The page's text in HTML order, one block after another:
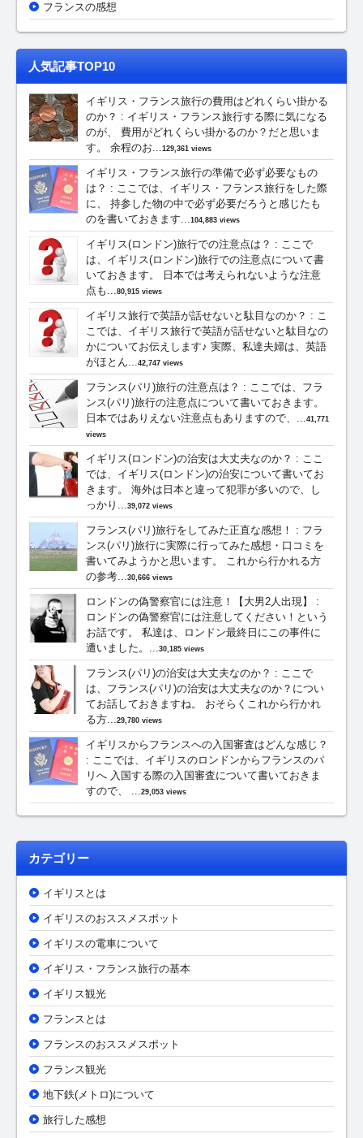
フランスの感想
人気記事TOP10
イギリス・フランス旅行の費用はどれくらい掛かる
のか？ : イギリス・フランス旅行する際に気になる
のが、 費用がどれくらい掛かるのか？だと思いま
す。 余程のお...129,361 views
イギリス・フランス旅行の準備で必ず必要なもの
は？ : ここでは、イギリス・フランス旅行をした際
に、 持参した物の中で必ず必要だろうと感じたも
のを書いておきます...104,883 views
イギリス(ロンドン)旅行での注意点は？ : ここで
は、イギリス(ロンドン)旅行での注意点について書
いておきます。 日本では考えられないような注意
点も...80,915 views
イギリス旅行で英語が話せないと駄目なのか？ : こ
こでは、イギリス旅行で英語が話せないと駄目なの
かについてお伝えします♪ 実際、私達夫婦は、英語
がほとん...42,747 views
フランス(パリ)旅行の注意点は？ : ここでは、フラ
ンス(パリ)旅行の注意点について書いておきます。
日本ではありえない注意点もありますので、...41,771
views
イギリス(ロンドン)の治安は大丈夫なのか？ : ここ
では、イギリス(ロンドン)の治安について書いてお
きます。 海外は日本と違って犯罪が多いので、し
っかり...39,072 views
フランス(パリ)旅行をしてみた正直な感想！ : フラ
ンス(パリ)旅行に実際に行ってみた感想・口コミを
書いてみようかと思います。 これから行かれる方
の参考...30,666 views
ロンドンの偽警察官には注意！【大男2人出現】
:
ロンドンの偽警察官には注意してください！という
お話です。 私達は、ロンドン最終日にこの事件に
遭いました。...30,185 views
フランス(パリ)の治安は大丈夫なのか？ : ここで
は、フランス(パリ)の治安は大丈夫なのか？につい
てお話しておきますね。 おそらくこれから行かれ
る方...29,780 views
イギリスからフランスへの入国審査はどんな感じ？
: ここでは、イギリスのロンドンからフランスのパ
リへ 入国する際の入国審査について書いておきま
すので、 ...29,053 views
カテゴリー
イギリスとは
イギリスのおススメスポット
イギリスの電車について
イギリス・フランス旅行の基本
イギリス観光
フランスとは
フランスのおススメスポット
フランス観光
地下鉄(メトロ)について
旅行した感想